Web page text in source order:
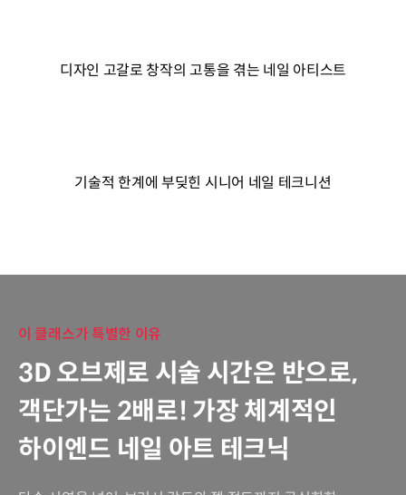
디자인 고갈로 창작의 고통을 겪는 네일 아티스트
기술적 한계에 부딪힌 시니어 네일 테크니션
이 클래스가 특별한 이유
3D 오브제로 시술 시간은 반으로,
객단가는 2배로! 가장 체계적인
하이엔드 네일 아트 테크닉